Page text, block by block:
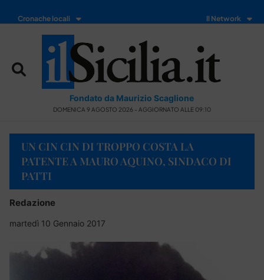
Cronache locali Il Network
Fondato da Maurizio Scaglione
DOMENICA 9 AGOSTO 2026 - AGGIORNATO ALLE 09:10
UN CIN CIN DI TROPPO COSTA LA
PATENTE A MAURO AQUINO, SINDACO DI
PATTI
Redazione
martedì 10 Gennaio 2017